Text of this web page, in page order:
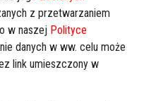
Następna
z przetwarzaniem
w naszej Polityce
danych w ww. celu może
link umieszczony w